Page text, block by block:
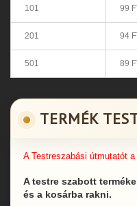
101 99
201 94
501 89
TERMÉK
A Testreszabási útmutatót
A testre szabott
és a kosárba rakni.